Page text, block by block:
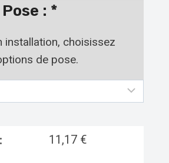
: *
installation, choisissez
de pose.
11,17 €